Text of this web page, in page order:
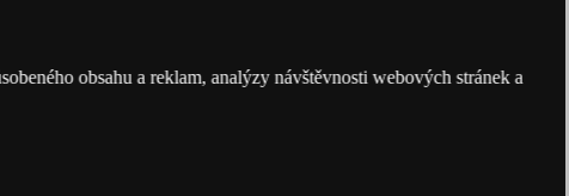
obsahu a reklam, analýzy návštěvnosti webových stránek a